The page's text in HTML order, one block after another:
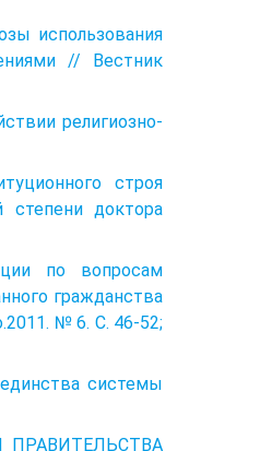
использования
// Вестник
религиозно-
строя
степени доктора
по вопросам
гражданства
№ 6. С. 46-52;
системы